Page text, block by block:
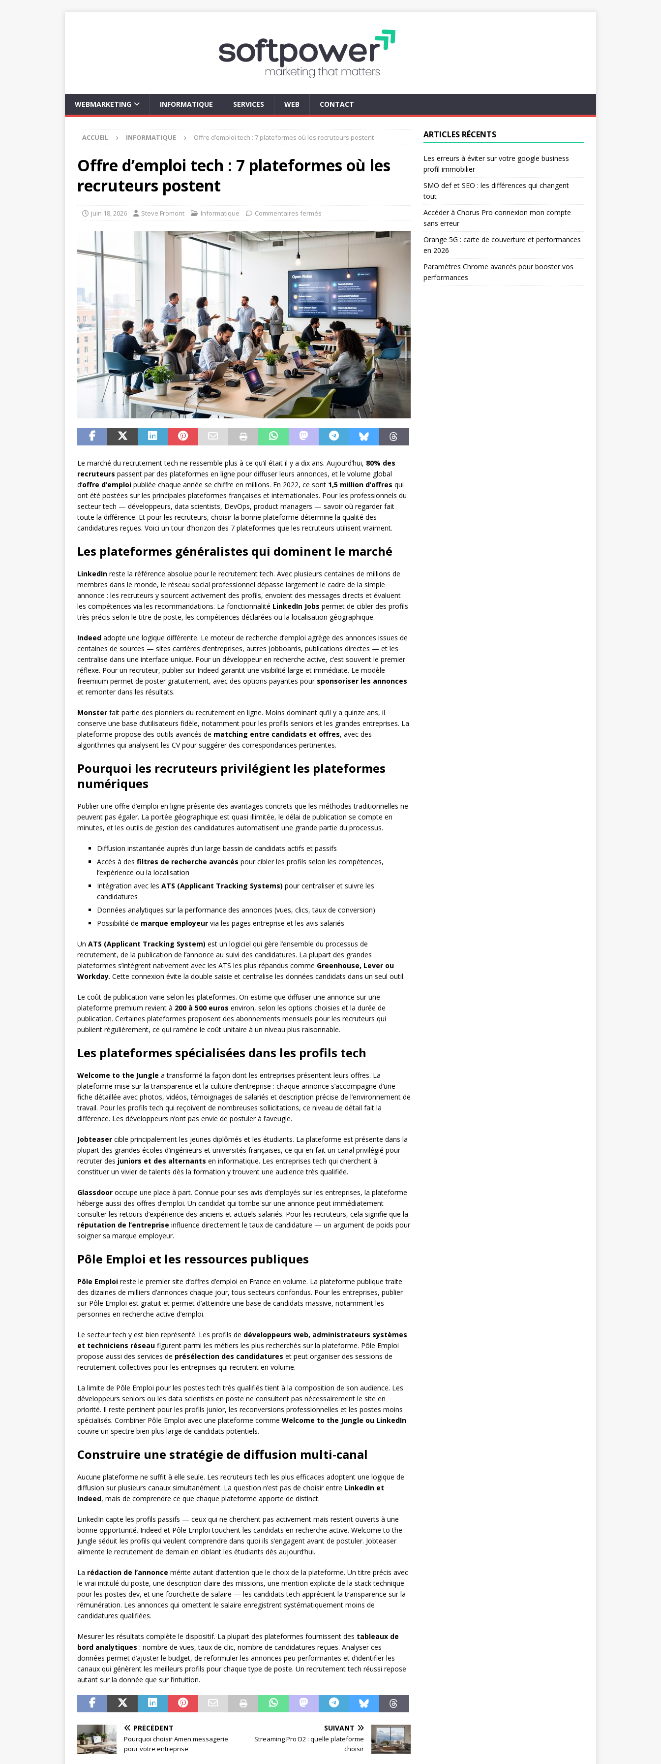
WEBMARKETING INFORMATIQUE SERVICES WEB CONTACT
ACCUEIL INFORMATIQUE Offre d’emploi tech : 7 plateformes où les recruteurs postent
Offre d’emploi tech : 7 plateformes où les
recruteurs postent
juin 18, 2026 Steve Fromont Informatique Commentaires fermés
Le marché du recrutement tech ne ressemble plus à ce qu’il était il y a dix ans. Aujourd’hui, 80% des
recruteurs passent par des plateformes en ligne pour diffuser leurs annonces, et le volume global
d’offre d’emploi publiée chaque année se chiffre en millions. En 2022, ce sont 1,5 million d’offres qui
ont été postées sur les principales plateformes françaises et internationales. Pour les professionnels du
secteur tech — développeurs, data scientists, DevOps, product managers — savoir où regarder fait
toute la différence. Et pour les recruteurs, choisir la bonne plateforme détermine la qualité des
candidatures reçues. Voici un tour d’horizon des 7 plateformes que les recruteurs utilisent vraiment.
Les plateformes généralistes qui dominent le marché
LinkedIn reste la référence absolue pour le recrutement tech. Avec plusieurs centaines de millions de
membres dans le monde, le réseau social professionnel dépasse largement le cadre de la simple
annonce : les recruteurs y sourcent activement des profils, envoient des messages directs et évaluent
les compétences via les recommandations. La fonctionnalité LinkedIn Jobs permet de cibler des profils
très précis selon le titre de poste, les compétences déclarées ou la localisation géographique.
Indeed adopte une logique différente. Le moteur de recherche d’emploi agrège des annonces issues de
centaines de sources — sites carrières d’entreprises, autres jobboards, publications directes — et les
centralise dans une interface unique. Pour un développeur en recherche active, c’est souvent le premier
réflexe. Pour un recruteur, publier sur Indeed garantit une visibilité large et immédiate. Le modèle
freemium permet de poster gratuitement, avec des options payantes pour sponsoriser les annonces
et remonter dans les résultats.
Monster fait partie des pionniers du recrutement en ligne. Moins dominant qu’il y a quinze ans, il
conserve une base d’utilisateurs fidèle, notamment pour les profils seniors et les grandes entreprises. La
plateforme propose des outils avancés de matching entre candidats et offres, avec des
algorithmes qui analysent les CV pour suggérer des correspondances pertinentes.
Pourquoi les recruteurs privilégient les plateformes
numériques
Publier une offre d’emploi en ligne présente des avantages concrets que les méthodes traditionnelles ne
peuvent pas égaler. La portée géographique est quasi illimitée, le délai de publication se compte en
minutes, et les outils de gestion des candidatures automatisent une grande partie du processus.
Diffusion instantanée auprès d’un large bassin de candidats actifs et passifs
Accès à des filtres de recherche avancés pour cibler les profils selon les compétences,
l’expérience ou la localisation
Intégration avec les ATS (Applicant Tracking Systems) pour centraliser et suivre les
candidatures
Données analytiques sur la performance des annonces (vues, clics, taux de conversion)
Possibilité de marque employeur via les pages entreprise et les avis salariés
Un ATS (Applicant Tracking System) est un logiciel qui gère l’ensemble du processus de
recrutement, de la publication de l’annonce au suivi des candidatures. La plupart des grandes
plateformes s’intègrent nativement avec les ATS les plus répandus comme Greenhouse, Lever ou
Workday. Cette connexion évite la double saisie et centralise les données candidats dans un seul outil.
Le coût de publication varie selon les plateformes. On estime que diffuser une annonce sur une
plateforme premium revient à 200 à 500 euros environ, selon les options choisies et la durée de
publication. Certaines plateformes proposent des abonnements mensuels pour les recruteurs qui
publient régulièrement, ce qui ramène le coût unitaire à un niveau plus raisonnable.
Les plateformes spécialisées dans les profils tech
Welcome to the Jungle a transformé la façon dont les entreprises présentent leurs offres. La
plateforme mise sur la transparence et la culture d’entreprise : chaque annonce s’accompagne d’une
fiche détaillée avec photos, vidéos, témoignages de salariés et description précise de l’environnement de
travail. Pour les profils tech qui reçoivent de nombreuses sollicitations, ce niveau de détail fait la
différence. Les développeurs n’ont pas envie de postuler à l’aveugle.
Jobteaser cible principalement les jeunes diplômés et les étudiants. La plateforme est présente dans la
plupart des grandes écoles d’ingénieurs et universités françaises, ce qui en fait un canal privilégié pour
recruter des juniors et des alternants en informatique. Les entreprises tech qui cherchent à
constituer un vivier de talents dès la formation y trouvent une audience très qualifiée.
Glassdoor occupe une place à part. Connue pour ses avis d’employés sur les entreprises, la plateforme
héberge aussi des offres d’emploi. Un candidat qui tombe sur une annonce peut immédiatement
consulter les retours d’expérience des anciens et actuels salariés. Pour les recruteurs, cela signifie que la
réputation de l’entreprise influence directement le taux de candidature — un argument de poids pour
soigner sa marque employeur.
Pôle Emploi et les ressources publiques
Pôle Emploi reste le premier site d’offres d’emploi en France en volume. La plateforme publique traite
des dizaines de milliers d’annonces chaque jour, tous secteurs confondus. Pour les entreprises, publier
sur Pôle Emploi est gratuit et permet d’atteindre une base de candidats massive, notamment les
personnes en recherche active d’emploi.
Le secteur tech y est bien représenté. Les profils de développeurs web, administrateurs systèmes
et techniciens réseau figurent parmi les métiers les plus recherchés sur la plateforme. Pôle Emploi
propose aussi des services de présélection des candidatures et peut organiser des sessions de
recrutement collectives pour les entreprises qui recrutent en volume.
La limite de Pôle Emploi pour les postes tech très qualifiés tient à la composition de son audience. Les
développeurs seniors ou les data scientists en poste ne consultent pas nécessairement le site en
priorité. Il reste pertinent pour les profils junior, les reconversions professionnelles et les postes moins
spécialisés. Combiner Pôle Emploi avec une plateforme comme Welcome to the Jungle ou LinkedIn
couvre un spectre bien plus large de candidats potentiels.
Construire une stratégie de diffusion multi-canal
Aucune plateforme ne suffit à elle seule. Les recruteurs tech les plus efficaces adoptent une logique de
diffusion sur plusieurs canaux simultanément. La question n’est pas de choisir entre LinkedIn et
Indeed, mais de comprendre ce que chaque plateforme apporte de distinct.
LinkedIn capte les profils passifs — ceux qui ne cherchent pas activement mais restent ouverts à une
bonne opportunité. Indeed et Pôle Emploi touchent les candidats en recherche active. Welcome to the
Jungle séduit les profils qui veulent comprendre dans quoi ils s’engagent avant de postuler. Jobteaser
alimente le recrutement de demain en ciblant les étudiants dès aujourd’hui.
La rédaction de l’annonce mérite autant d’attention que le choix de la plateforme. Un titre précis avec
le vrai intitulé du poste, une description claire des missions, une mention explicite de la stack technique
pour les postes dev, et une fourchette de salaire — les candidats tech apprécient la transparence sur la
rémunération. Les annonces qui omettent le salaire enregistrent systématiquement moins de
candidatures qualifiées.
Mesurer les résultats complète le dispositif. La plupart des plateformes fournissent des tableaux de
bord analytiques : nombre de vues, taux de clic, nombre de candidatures reçues. Analyser ces
données permet d’ajuster le budget, de reformuler les annonces peu performantes et d’identifier les
canaux qui génèrent les meilleurs profils pour chaque type de poste. Un recrutement tech réussi repose
autant sur la donnée que sur l’intuition.
PRÉCÉDENT
Pourquoi choisir Amen messagerie
pour votre entreprise
SUIVANT
Streaming Pro D2 : quelle plateforme
choisir
ARTICLES RÉCENTS
Les erreurs à éviter sur votre google business
profil immobilier
SMO def et SEO : les différences qui changent
tout
Accéder à Chorus Pro connexion mon compte
sans erreur
Orange 5G : carte de couverture et performances
en 2026
Paramètres Chrome avancés pour booster vos
performances